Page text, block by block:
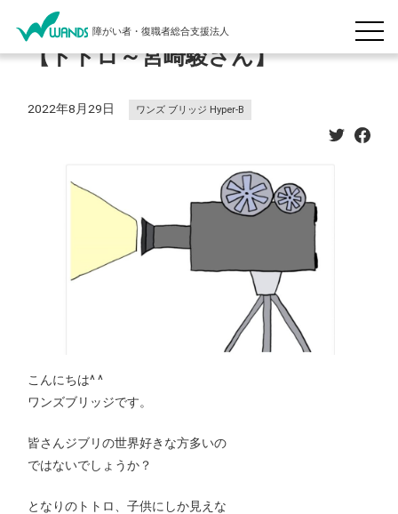
障がい者・復職者総合支援法人
【トトロ～宮崎駿さん】
2022年8月29日 ワンズ ブリッジ Hyper-B
こんにちは^ ^
ワンズブリッジです。
皆さんジブリの世界好きな方多いの
ではないでしょうか？
となりのトトロ、子供にしか見えな